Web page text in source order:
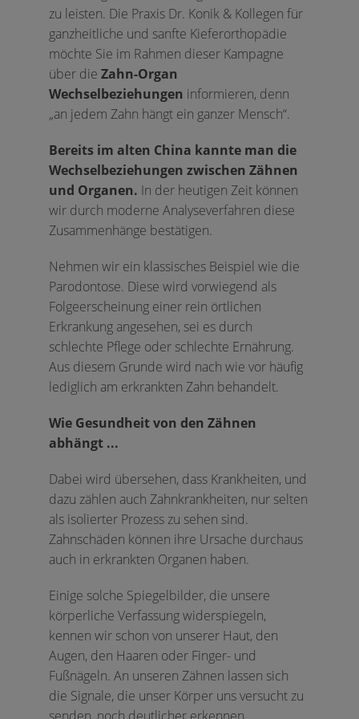
zu leisten. Die Praxis Dr. Konik & Kollegen für
ganzheitliche und sanfte Kieferorthopädie
möchte Sie im Rahmen dieser Kampagne
über dieZahn-Organ
Wechselbeziehungen informieren, denn
„an jedem Zahn hängt ein ganzer Mensch“.
Bereits im alten China kannte man die
Wechselbeziehungen zwischen Zähnen
und Organen. In der heutigen Zeit können
wir durch moderne Analyseverfahren diese
Zusammenhänge bestätigen.
Nehmen wir ein klassisches Beispiel wie die
Parodontose. Diese wird vorwiegend als
Folgeerscheinung einer rein örtlichen
Erkrankung angesehen, sei es durch
schlechte Pflege oder schlechte Ernährung.
Aus diesem Grunde wird nach wie vor häufig
lediglich am erkrankten Zahn behandelt.
Wie Gesundheit von den Zähnen
abhängt ...
Dabei wird übersehen, dass Krankheiten, und
dazu zählen auch Zahnkrankheiten, nur selten
als isolierter Prozess zu sehen sind.
Zahnschäden können ihre Ursache durchaus
auch in erkrankten Organen haben.
Einige solche Spiegelbilder, die unsere
körperliche Verfassung widerspiegeln,
kennen wir schon von unserer Haut, den
Augen, den Haaren oder Finger- und
Fußnägeln. An unseren Zähnen lassen sich
die Signale, die unser Körper uns versucht zu